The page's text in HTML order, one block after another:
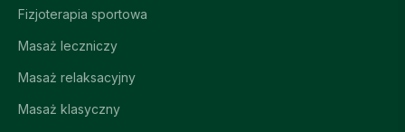
Fizjoterapia sportowa
Masaż leczniczy
Masaż relaksacyjny
Masaż klasyczny